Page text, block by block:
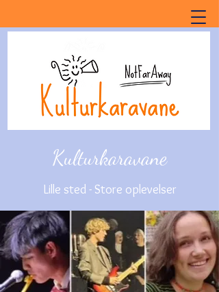
Kulturkaravane
Lille sted - Store oplevelser